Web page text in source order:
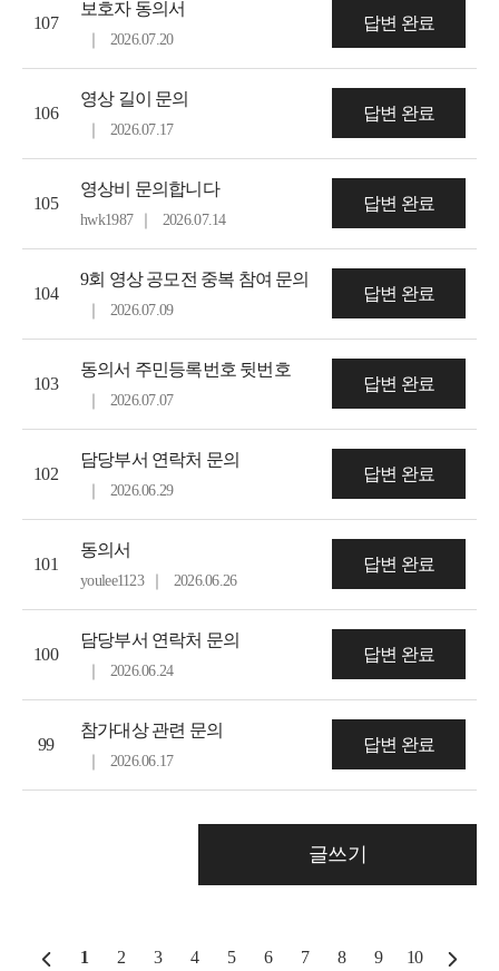
107
보호자 동의서
2026.07.20
답변 완료
106
영상 길이 문의
2026.07.17
답변 완료
105
영상비 문의합니다
hwk1987 2026.07.14
답변 완료
104
9회 영상 공모전 중복 참여 문의
2026.07.09
답변 완료
103
동의서 주민등록번호 뒷번호
2026.07.07
답변 완료
102
담당부서 연락처 문의
2026.06.29
답변 완료
101
동의서
youlee1123 2026.06.26
답변 완료
100
담당부서 연락처 문의
2026.06.24
답변 완료
99
참가대상 관련 문의
2026.06.17
답변 완료
글쓰기
1 2 3 4 5 6 7 8 9 10